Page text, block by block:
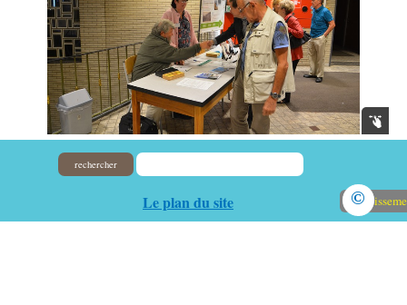
rechercher
Le plan du site ©